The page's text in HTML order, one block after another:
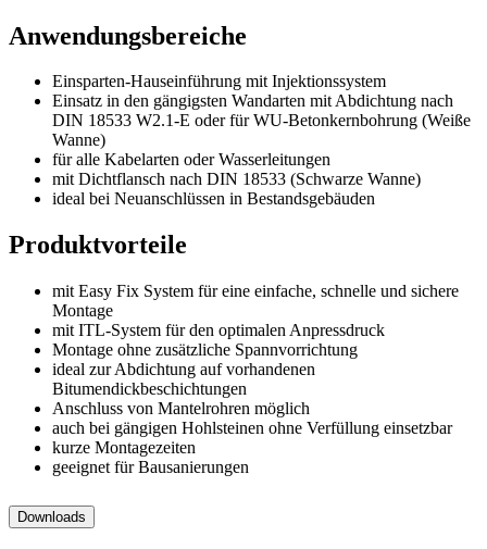
Anwendungsbereiche
Einsparten-Hauseinführung mit Injektionssystem
Einsatz in den gängigsten Wandarten mit Abdichtung nach
DIN 18533 W2.1-E oder für WU-Betonkernbohrung (Weiße
Wanne)
für alle Kabelarten oder Wasserleitungen
mit Dichtflansch nach DIN 18533 (Schwarze Wanne)
ideal bei Neuanschlüssen in Bestandsgebäuden
Produktvorteile
mit Easy Fix System für eine einfache, schnelle und sichere
Montage
mit ITL-System für den optimalen Anpressdruck
Montage ohne zusätzliche Spannvorrichtung
ideal zur Abdichtung auf vorhandenen
Bitumendickbeschichtungen
Anschluss von Mantelrohren möglich
auch bei gängigen Hohlsteinen ohne Verfüllung einsetzbar
kurze Montagezeiten
geeignet für Bausanierungen
Downloads